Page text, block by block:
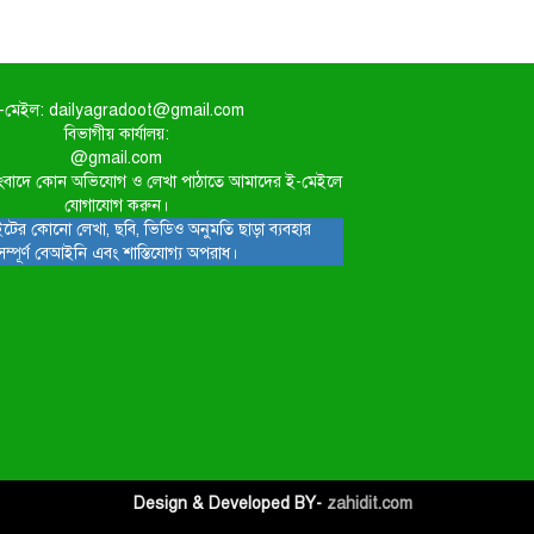
মেইল: dailyagradoot@gmail.com
বিভাগীয় কার্যালয়:
@gmail.com
কোন অভিযোগ ও লেখা পাঠাতে আমাদের ই-মেইলে
যোগাযোগ করুন।
কোনো লেখা, ছবি, ভিডিও অনুমতি ছাড়া ব্যবহার
বেআইনি এবং শাস্তিযোগ্য অপরাধ।
Design & Developed BY- zahidit.com